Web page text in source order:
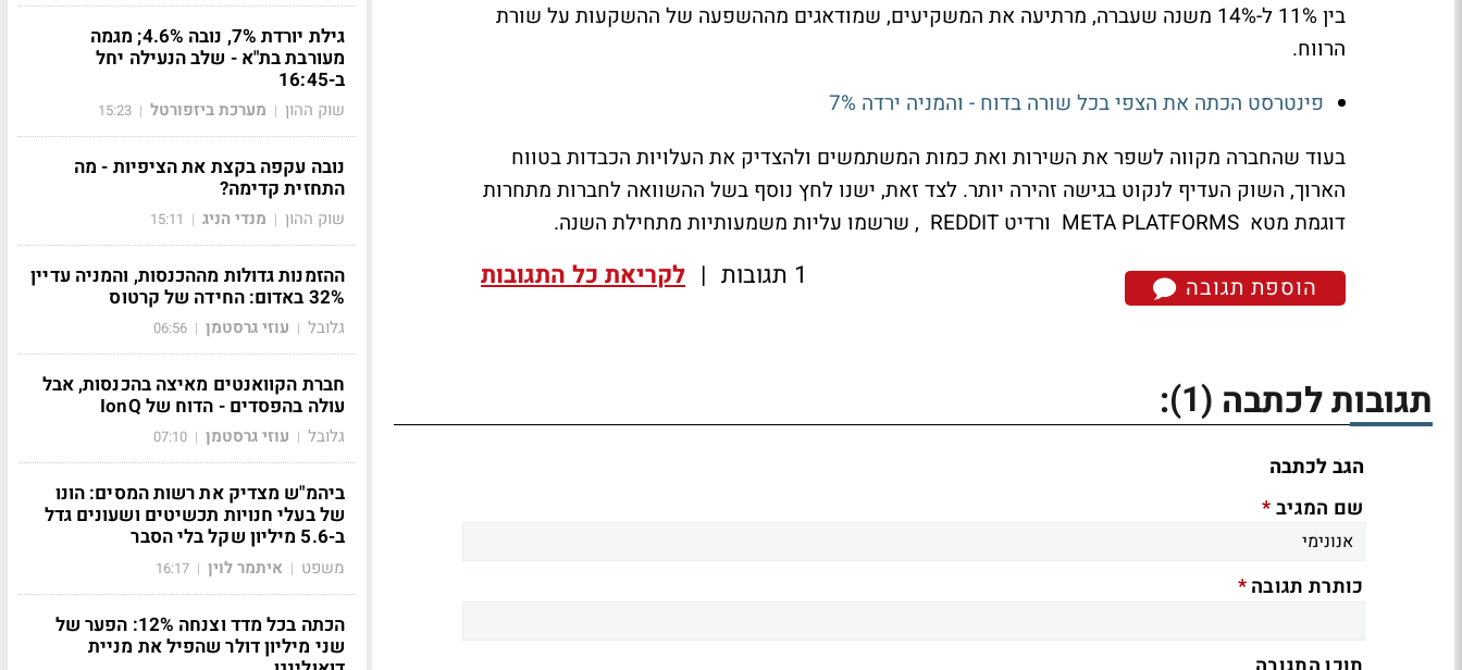
בין 11% ל-14% משנה שעברה, מרתיעה את המשקיעים, שמודאגים מההשפעה של ההשקעות על שורת
הרווח.
פינטרסט הכתה את הצפי בכל שורה בדוח - והמניה ירדה 7%
בעוד שהחברה מקווה לשפר את השירות ואת כמות המשתמשים ולהצדיק את העלויות הכבדות בטווח
הארוך, השוק העדיף לנקוט בגישה זהירה יותר. לצד זאת, ישנו לחץ נוסף בשל ההשוואה לחברות מתחרות
דוגמת מטא META PLATFORMS ורדיט REDDIT , שרשמו עליות משמעותיות מתחילת השנה.
הוספת תגובה 1 תגובות | לקריאת כל התגובות
תגובות לכתבה (1)
:
הגב לכתבה
שם המגיב*
כותרת תגובה*
גילת יורדת 7%, נובה 4.6%; מגמה
מעורבת בת"א - שלב הנעילה יחל
ב-16:45
שוק ההון | מערכת ביזפורטל |
15:23
נובה עקפה בקצת את הציפיות - מה
התחזית קדימה?
שוק ההון | מנדי הניג |
15:11
ההזמנות גדולות מההכנסות, והמניה עדיין
32% באדום: החידה של קרטוס
גלובל | עוזי גרסטמן |
06:56
חברת הקוואנטים מאיצה בהכנסות, אבל
עולה בהפסדים - הדוח של IonQ
גלובל | עוזי גרסטמן |
07:10
ביהמ"ש מצדיק את רשות המסים: הונו
של בעלי חנויות תכשיטים ושעונים גדל
ב-5.6 מיליון שקל בלי הסבר
משפט | איתמר לוין |
16:17
הכתה בכל מדד וצנחה 12%: הפער של
שני מיליון דולר שהפיל את מניית